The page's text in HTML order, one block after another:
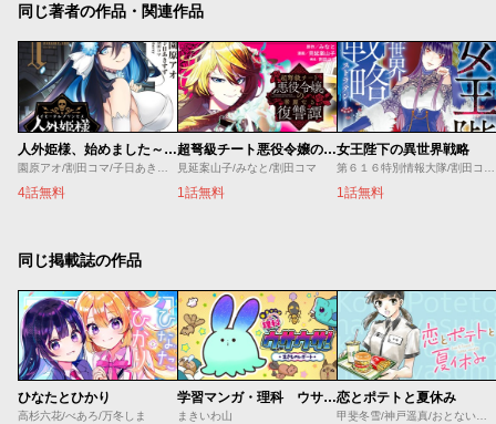
同じ著者の作品・関連作品
人外姫様、始めました～Ｆｒｅｅ Ｌｉｆｅ Ｆａｎｔａｓｙ Ｏｎｌｉｎｅ～
4話無料
超弩級チート悪役令嬢の華麗なる復讐譚
見延案山子/みなと/割田コマ
1話無料
女王陛下の異世界戦略
1話無料
同じ掲載誌の作品
ひなたとひかり
高杉六花/べあろ/万冬しま
学習マンガ・理科 ウサウサ！
まきいわ山
恋とポテトと夏休み
甲斐冬雪/神戸遥真/おとないちあき